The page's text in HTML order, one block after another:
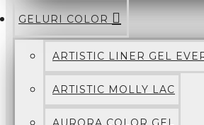
GELURI COLOR
ARTISTIC LINER GEL
ARTISTIC MOLLY LAC